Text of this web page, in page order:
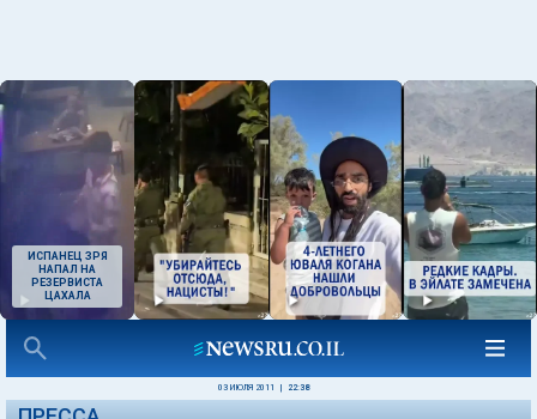
ИСПАНЕЦ ЗРЯ
НАПАЛ НА
РЕЗЕРВИСТА
ЦАХАЛА
03 ИЮЛЯ 2011 22:38